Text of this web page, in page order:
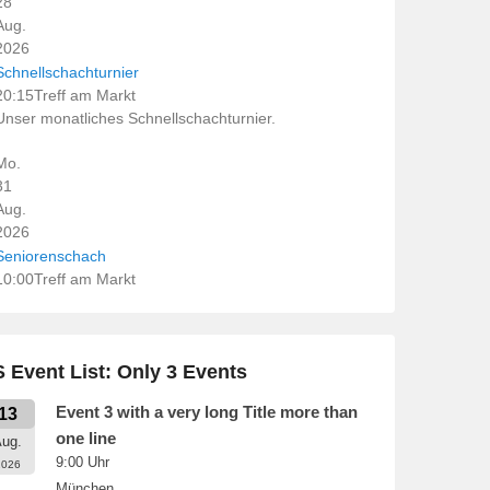
Treff am Markt
monatliches Schnellschachturnier.
Treff am Markt
Event List: Only 3 Events
Event 3 with a very long Title more than
one line
9:00 Uhr